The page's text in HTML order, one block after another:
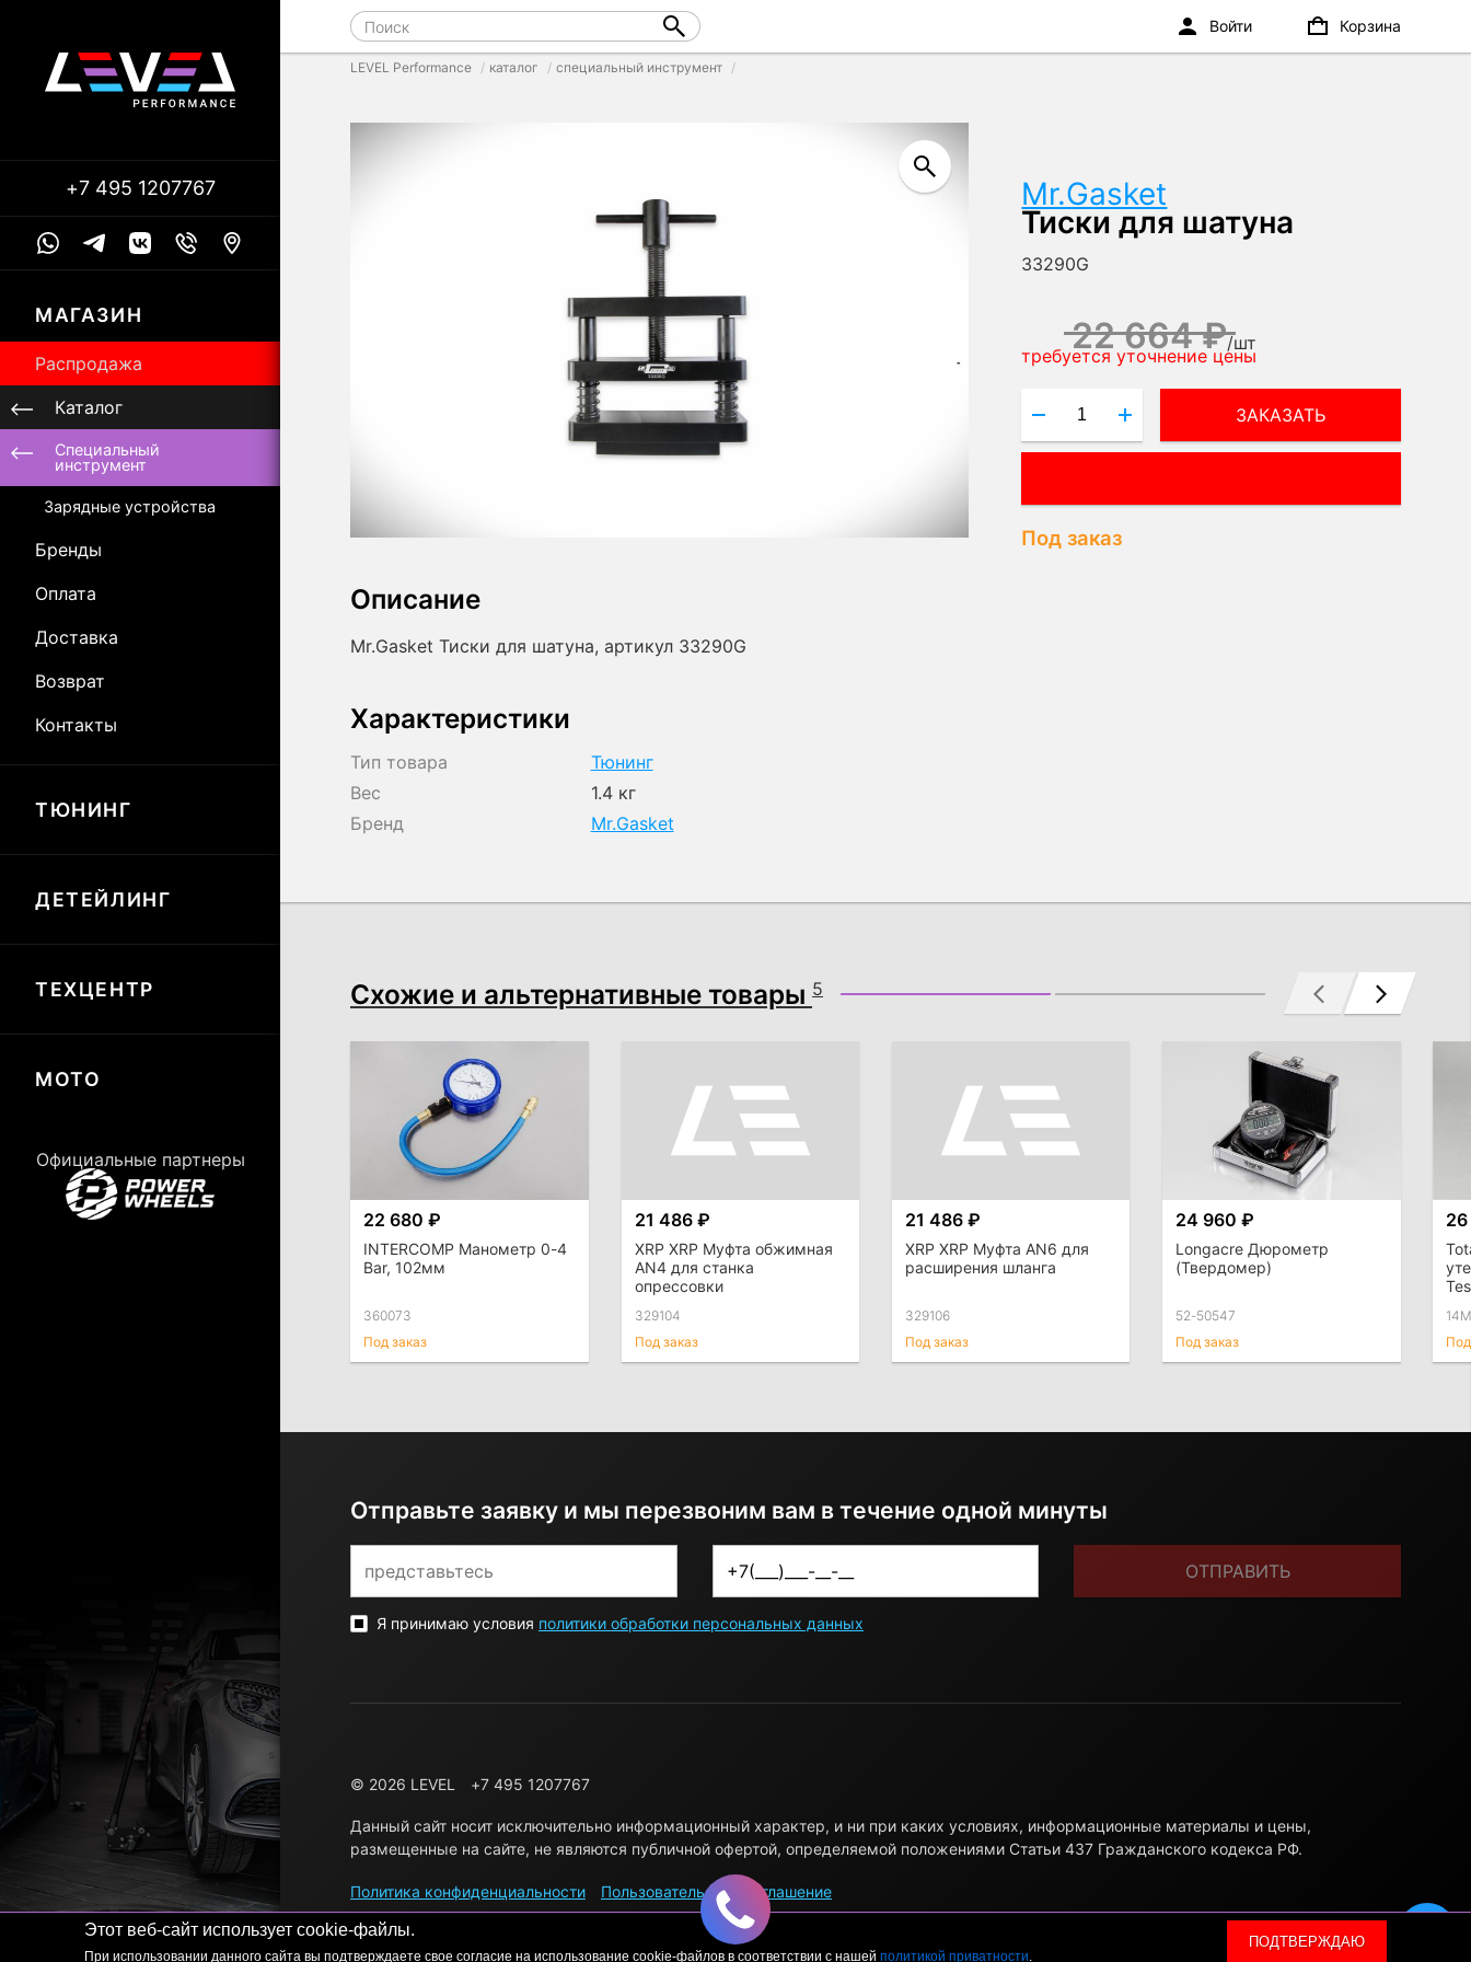
Этот веб-сайт использует cookie-файлы.
При использовании данного сайта вы подтверждаете свое согласие на использование cookie-файлов в соответствии с нашей политикой приватности.
ПОДТВЕРЖДАЮ
LEVEL Performance каталог специальный инструмент
Mr.Gasket
Тиски для шатуна
33290G
22 664 ₽/шт
требуется уточнение цены
ЗАКАЗАТЬ
Под заказ
Описание
Mr.Gasket Тиски для шатуна, артикул 33290G
Характеристики
Тип товара
Тюнинг
Вес
1.4 кг
Бренд
Mr.Gasket
Схожие и альтернативные товары 5
22 680 ₽
INTERCOMP Манометр 0-4
Bar, 102мм
360073
Под заказ
21 486 ₽
XRP XRP Муфта обжимная
AN4 для станка
опрессовки
329104
Под заказ
21 486 ₽
XRP XRP Муфта AN6 для
расширения шланга
329106
Под заказ
24 960 ₽
Longacre Дюрометр
(Твердомер)
52-50547
Под заказ
Отправьте заявку и мы перезвоним вам в течение одной минуты
ОТПРАВИТЬ
Я принимаю условия политики обработки персональных данных
© 2026 LEVEL +7 495 1207767
Данный сайт носит исключительно информационный характер, и ни при каких условиях, информационные материалы и цены,
размещенные на сайте, не являются публичной офертой, определяемой положениями Статьи 437 Гражданского кодекса РФ.
Политика конфиденциальности Пользовательское соглашение
+7 495 1207767
МАГАЗИН
Распродажа
Каталог
Специальный
инструмент
Зарядные устройства
Бренды
Оплата
Доставка
Возврат
Контакты
ТЮНИНГ
ДЕТЕЙЛИНГ
ТЕХЦЕНТР
МОТО
Официальные партнеры
Войти Корзина